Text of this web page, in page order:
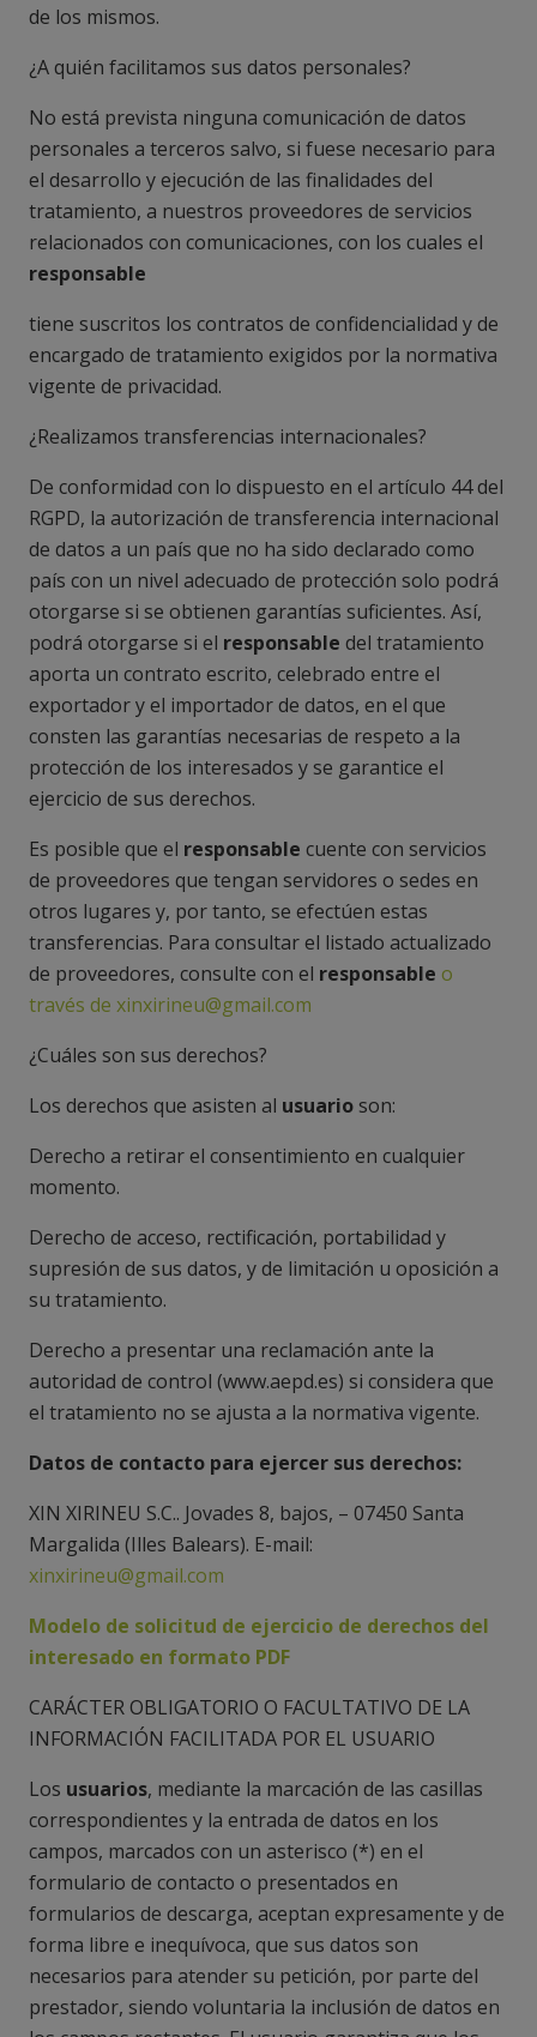
de los mismos.
¿A quién facilitamos sus datos personales?
No está prevista ninguna comunicación de datos
personales a terceros salvo, si fuese necesario para
el desarrollo y ejecución de las finalidades del
tratamiento, a nuestros proveedores de servicios
relacionados con comunicaciones, con los cuales el
responsable
tiene suscritos los contratos de confidencialidad y de
encargado de tratamiento exigidos por la normativa
vigente de privacidad.
¿Realizamos transferencias internacionales?
De conformidad con lo dispuesto en el artículo 44 del
RGPD, la autorización de transferencia internacional
de datos a un país que no ha sido declarado como
país con un nivel adecuado de protección solo podrá
otorgarse si se obtienen garantías suficientes. Así,
podrá otorgarse si el responsable del tratamiento
aporta un contrato escrito, celebrado entre el
exportador y el importador de datos, en el que
consten las garantías necesarias de respeto a la
protección de los interesados y se garantice el
ejercicio de sus derechos.
Es posible que el responsable cuente con servicios
de proveedores que tengan servidores o sedes en
otros lugares y, por tanto, se efectúen estas
transferencias. Para consultar el listado actualizado
de proveedores, consulte con el responsable o
través de xinxirineu@gmail.com
¿Cuáles son sus derechos?
Los derechos que asisten al usuario son:
Derecho a retirar el consentimiento en cualquier
momento.
Derecho de acceso, rectificación, portabilidad y
supresión de sus datos, y de limitación u oposición a
su tratamiento.
Derecho a presentar una reclamación ante la
autoridad de control (www.aepd.es) si considera que
el tratamiento no se ajusta a la normativa vigente.
Datos de contacto para ejercer sus derechos:
XIN XIRINEU S.C.. Jovades 8, bajos, – 07450 Santa
Margalida (Illes Balears). E-mail:
xinxirineu@gmail.com
Modelo de solicitud de ejercicio de derechos del
interesado en formato PDF
CARÁCTER OBLIGATORIO O FACULTATIVO DE LA
INFORMACIÓN FACILITADA POR EL USUARIO
Los usuarios, mediante la marcación de las casillas
correspondientes y la entrada de datos en los
campos, marcados con un asterisco (*) en el
formulario de contacto o presentados en
formularios de descarga, aceptan expresamente y de
forma libre e inequívoca, que sus datos son
necesarios para atender su petición, por parte del
prestador, siendo voluntaria la inclusión de datos en